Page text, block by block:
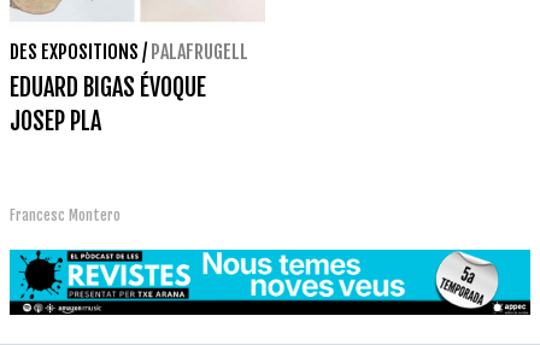
DES EXPOSITIONS / PALAFRUGELL
EDUARD BIGAS ÉVOQUE
JOSEP PLA
Francesc Montero